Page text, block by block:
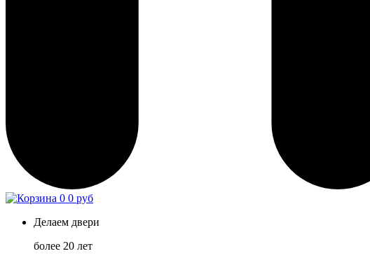
0 0 руб
Делаем двери
более 20 лет